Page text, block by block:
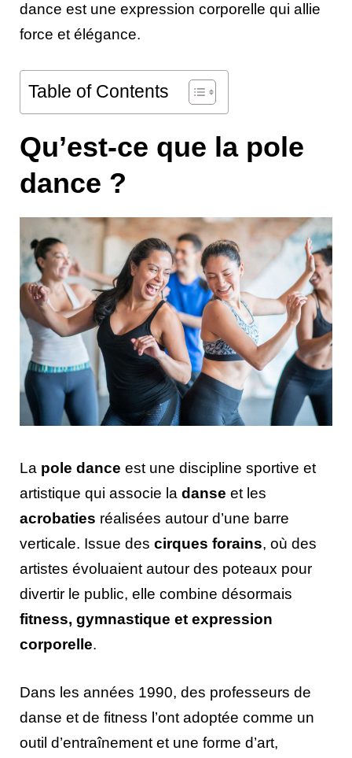
dance est une expression corporelle qui allie
force et élégance.
Table of Contents
Qu’est-ce que la pole
dance ?
La pole dance est une discipline sportive et
artistique qui associe la danse et les
acrobaties réalisées autour d’une barre
verticale. Issue des cirques forains, où des
artistes évoluaient autour des poteaux pour
divertir le public, elle combine désormais
fitness, gymnastique et expression
corporelle.
Dans les années 1990, des professeurs de
danse et de fitness l’ont adoptée comme un
outil d’entraînement et une forme d’art,